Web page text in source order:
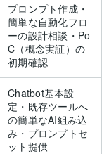
プロンプト作成・
簡単な自動化フロ
ーの設計相談・Po
C（概念実証）の
初期確認
Chatbot基本設
定・既存ツールへ
の簡単なAI組み込
み・プロンプトセ
ット提供